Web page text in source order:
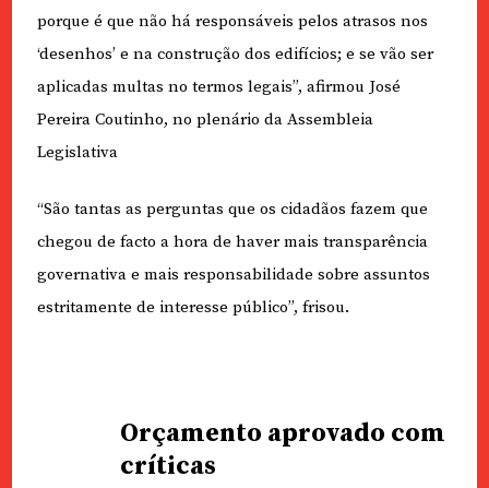
porque é que não há responsáveis pelos atrasos nos
‘desenhos’ e na construção dos edifícios; e se vão ser
aplicadas multas no termos legais”, afirmou José
Pereira Coutinho, no plenário da Assembleia
Legislativa
“São tantas as perguntas que os cidadãos fazem que
chegou de facto a hora de haver mais transparência
governativa e mais responsabilidade sobre assuntos
estritamente de interesse público”, frisou.
Orçamento aprovado com
críticas